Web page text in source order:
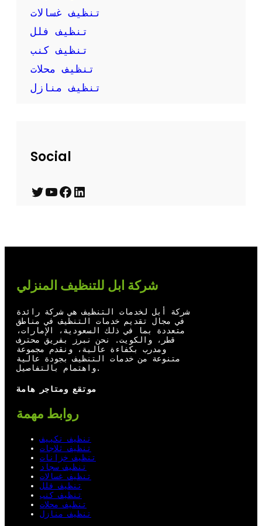
تنظيف غسالات
تنظيف فلل
تنظيف كنب
تنظيف محلات
تنظيف منازل
Social
T
t
e
r
Y
u
b
e
F
o
o
k
L
e
d
I
n
شركة ابل للتنظيف المنزلي
شركة أبل لخدمات التنظيف هي شركة رائدة
في مجال تقديم خدمات التنظيف في مناطق
متعددة بما في ذلك السعودية، الإمارات،
قطر، والكويت. نحن نبرز بفريق محترف
ومدرب بكفاءة عالية، ونقدم مجموعة
متنوعة من خدمات التنظيف بجودة عالية
واهتمام بالتفاصيل.
موتقع ومتاجر هامة
روابط مهمة
تنظيف تكييف
تنظيف ثلاجات
تنظيف خزانات
تنظيف سجاد
تنظيف غسالات
تنظيف فلل
تنظيف كنب
تنظيف محلات
تنظيف منازل